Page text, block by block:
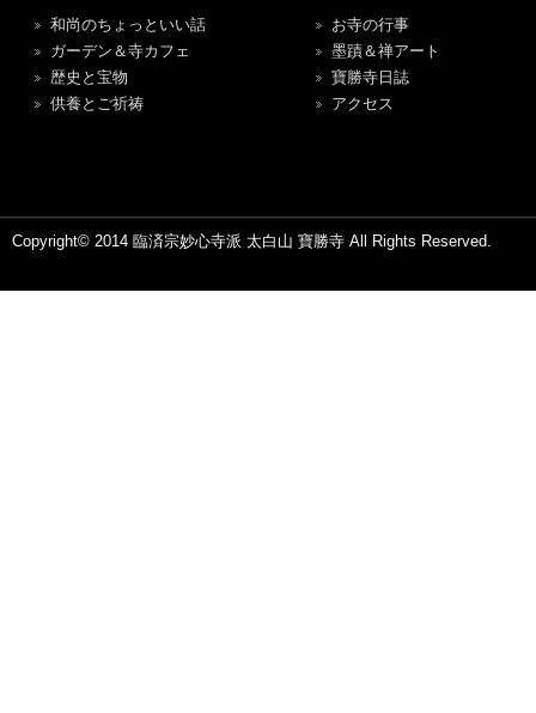
和尚のちょっといい話
ガーデン＆寺カフェ
歴史と宝物
供養とご祈祷
お寺の行事
墨蹟＆禅アート
寶勝寺日誌
アクセス
Copyright© 2014 臨済宗妙心寺派 太白山 寶勝寺 All Rights Reserved.